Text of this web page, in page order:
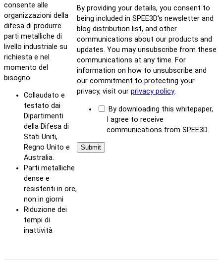
consente alle
organizzazioni della
difesa di produrre
parti metalliche di
livello industriale su
richiesta e nel
momento del
bisogno.
Collaudato e
testato dai
Dipartimenti
della Difesa di
Stati Uniti,
Regno Unito e
Australia.
Parti metalliche
dense e
resistenti in ore,
non in giorni
Riduzione dei
tempi di
inattività
By providing your details, you consent to
being included in SPEE3D's newsletter and
blog distribution list, and other
communications about our products and
updates. You may unsubscribe from these
communications at any time. For
information on how to unsubscribe and
our commitment to protecting your
privacy, visit ourprivacy policy.
By downloading this whitepaper,
I agree to receive
communications from SPEE3D.